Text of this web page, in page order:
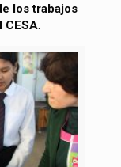
los trabajos
CESA.